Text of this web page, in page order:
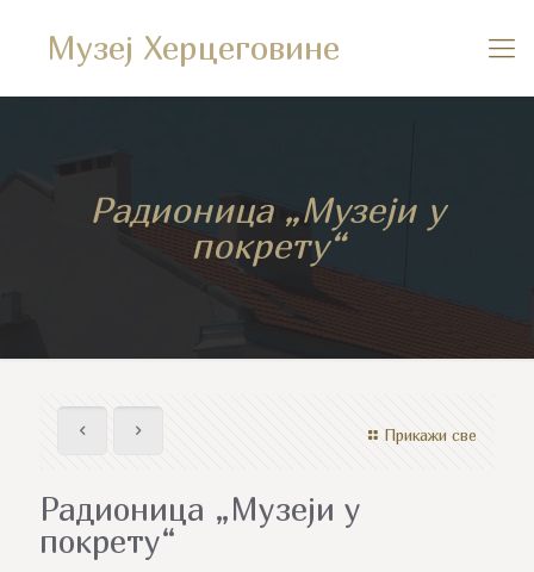
Музеј Херцеговине
Радионица „Музеји у
покрету“
Прикажи све
Радионица „Музеји у
покрету“